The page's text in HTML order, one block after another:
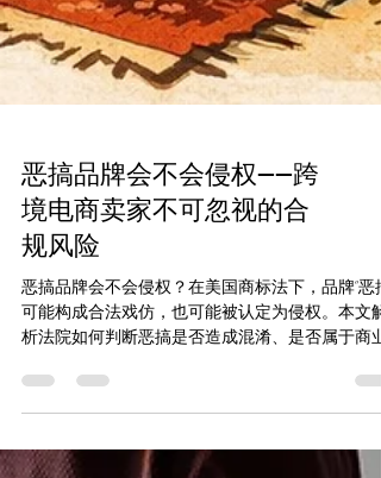
恶搞品牌会不会侵权——跨
境电商卖家不可忽视的合
规风险
恶搞品牌会不会侵权？在美国商标法下，品牌“恶搞
析法院如何判断恶搞是否造成混淆、是否属于商业